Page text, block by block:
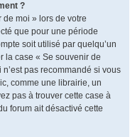
?
moi » lors de votre
que pour une période
soit utilisé par quelqu’un
la case « Se souvenir de
pas recommandé si vous
comme une librairie, un
pas à trouver cette case à
forum ait désactivé cette